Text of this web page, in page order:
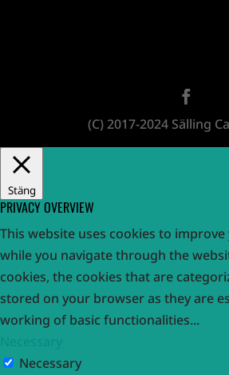
(C) 2017-2024 Sälling
Stäng
PRIVACY OVERVIEW
This website uses cookies to
while you navigate through the
cookies, the cookies that are
stored on your browser as they are
working of basic functionalities...
Necessary